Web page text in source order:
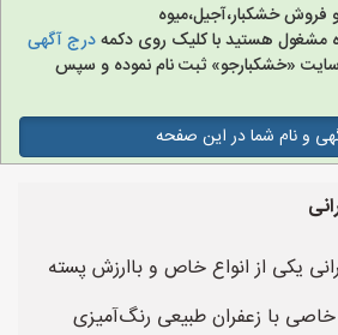
فروش خشکبار،آجیل،میوه
مشغول هستید با کلیک روی دکمهدرج آگهی
«خشکبارجو» ثبت نام نموده و سپس
و نام شما در این صفحه
یکی از انواع خاص و باارزش پسته
با زعفران طبیعی رنگ‌آمیزی